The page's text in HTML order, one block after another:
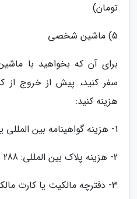
تومان)
5) ماشین شخصی
برای آن که بخواهید با
سفر کنید، پیش از خروج از
هزینه کنید:
1- هزینه گواهینامه بین المللی یک ساله: 95 هزار تومان
2- هزینه پلاک بین المللی: 288 هزار تومان
3- دفترچه مالکیت یا کارت مالکیت خودرو: 86 هزار تومان